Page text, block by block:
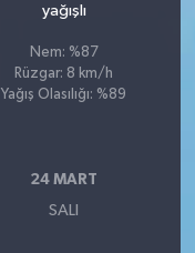
yağışlı
Nem: %87
Rüzgar: 8 km/h
Yağış Olasılığı: %89
24 MART
SALI